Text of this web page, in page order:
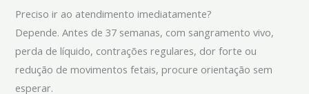
Preciso ir ao atendimento imediatamente?
Depende. Antes de 37 semanas, com sangramento vivo,
perda de líquido, contrações regulares, dor forte ou
redução de movimentos fetais, procure orientação sem
esperar.